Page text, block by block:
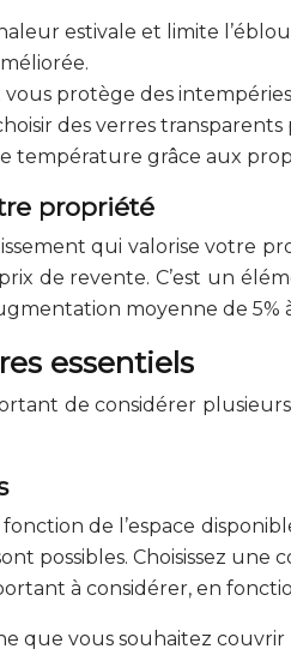
estivale et limite
vous protège des
des verres
température grâce aux
propriété
qui valorise votre
de revente. C’est un
moyenne de 5%
essentiels
de considérer
de l’espace
possibles. Choisissez
à considérer, en
que vous souhaitez